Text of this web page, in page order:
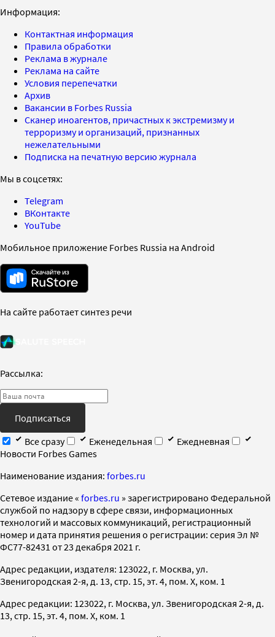
Информация:
Контактная информация
Правила обработки
Реклама в журнале
Реклама на сайте
Условия перепечатки
Архив
Вакансии в Forbes Russia
Сканер иноагентов, причастных к экстремизму и
терроризму и организаций, признанных
нежелательными
Подписка на печатную версию журнала
Мы в соцсетях:
Telegram
ВКонтакте
YouTube
Мобильное приложение Forbes Russia на Android
На сайте работает синтез речи
Рассылка:
Подписаться
Все сразу
Еженедельная
Ежедневная
Новости Forbes Games
Наименование издания: forbes.ru
Cетевое издание « forbes.ru » зарегистрировано Федеральной
службой по надзору в сфере связи, информационных
технологий и массовых коммуникаций, регистрационный
номер и дата принятия решения о регистрации: серия Эл №
ФС77-82431 от 23 декабря 2021 г.
Адрес редакции, издателя: 123022, г. Москва, ул.
Звенигородская 2-я, д. 13, стр. 15, эт. 4, пом. X, ком. 1
Адрес редакции: 123022, г. Москва, ул. Звенигородская 2-я, д.
13, стр. 15, эт. 4, пом. X, ком. 1